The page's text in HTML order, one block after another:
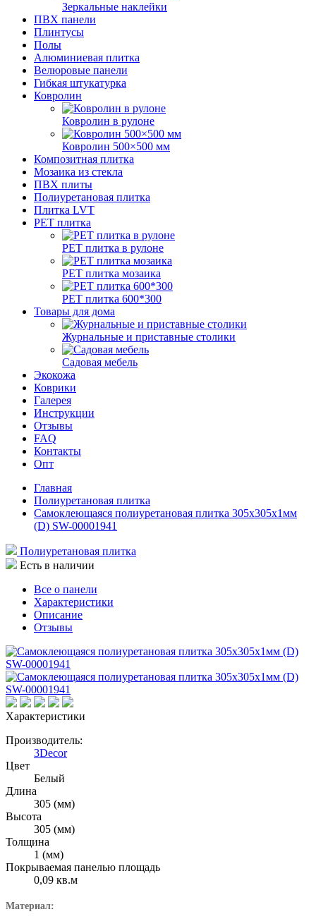
Зеркальные наклейки
ПВХ панели
Плинтусы
Полы
Алюминиевая плитка
Велюровые панели
Гибкая штукатурка
Ковролин
Ковролин в рулоне
Ковролин 500×500 мм
Композитная плитка
Мозаика из стекла
ПВХ плиты
Полиуретановая плитка
Плитка LVT
РЕТ плитка
РЕТ плитка в рулоне
РЕТ плитка мозаика
РЕТ плитка 600*300
Товары для дома
Журнальные и приставные столики
Садовая мебель
Экокожа
Коврики
Галерея
Инструкции
Отзывы
FAQ
Контакты
Опт
Главная
Полиуретановая плитка
Самоклеющаяся полиуретановая плитка 305х305х1мм
(D) SW-00001941
Полиуретановая плитка
Есть в наличии
Все о панели
Характеристики
Описание
Отзывы
Характеристики
Производитель:
3Decor
Цвет
Белый
Длина
305 (мм)
Высота
305 (мм)
Толщина
1 (мм)
Покрываемая панелью площадь
0,09 кв.м
Материал: